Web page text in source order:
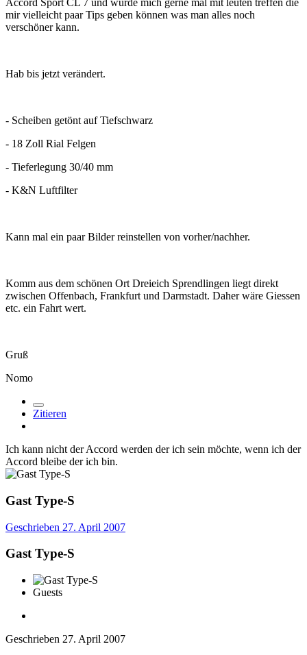
Accord Sport CL 7 und würde mich gerne mal mit leuten treffen die
mir vielleicht paar Tips geben können was man alles noch
verschöner kann.
Hab bis jetzt verändert.
- Scheiben getönt auf Tiefschwarz
- 18 Zoll Rial Felgen
- Tieferlegung 30/40 mm
- K&N Luftfilter
Kann mal ein paar Bilder reinstellen von vorher/nachher.
Komm aus dem schönen Ort Dreieich Sprendlingen liegt direkt
zwischen Offenbach, Frankfurt und Darmstadt. Daher wäre Giessen
etc. ein Fahrt wert.
Gruß
Nomo
Zitieren
Ich kann nicht der Accord werden der ich sein möchte, wenn ich der
Accord bleibe der ich bin.
Gast Type-S
Geschrieben 27. April 2007
Gast Type-S
Guests
Geschrieben 27. April 2007